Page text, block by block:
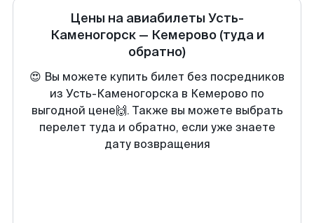
Цены на авиабилеты Усть-
Каменогорск— Кемерово (туда и
обратно)
😍 Вы можете купить билет без посредников
из Усть-Каменогорска в Кемерово по
выгодной цене🙌. Также вы можете выбрать
перелет туда и обратно, если уже знаете
дату возвращения